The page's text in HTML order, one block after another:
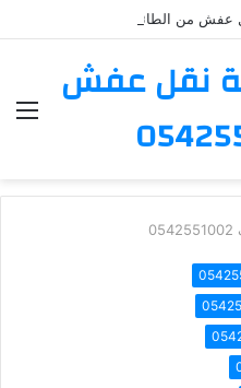
نقل عفش